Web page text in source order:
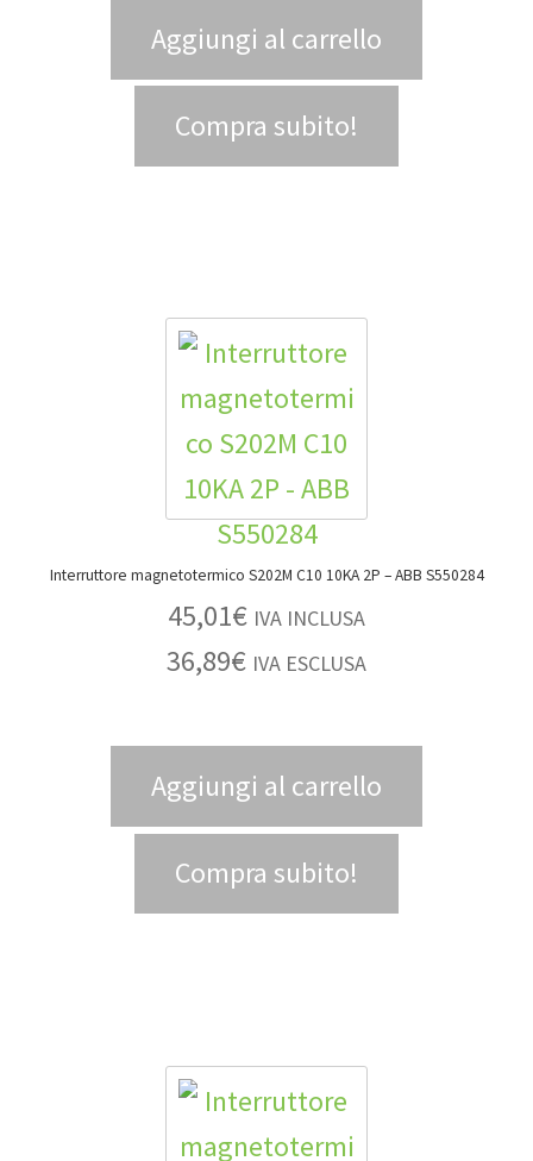
Aggiungi al carrello
Compra subito!
Interruttore magnetotermico S202M C10 10KA 2P – ABB S550284
45,01€ IVA INCLUSA
36,89€ IVA ESCLUSA
Aggiungi al carrello
Compra subito!